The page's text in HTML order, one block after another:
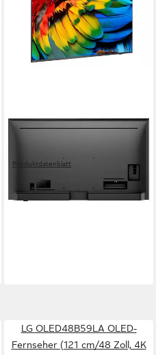
PHILIPS
Produktdatenblatt
28,54 €mtl. in 48 Raten
in 5-6 Werktagen bei dir
LG OLED48B59LA OLED-
Fernseher (121 cm/48 Zoll, 4K